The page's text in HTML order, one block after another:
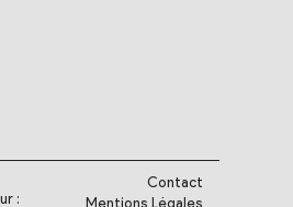
:
Contact
Mentions Légales